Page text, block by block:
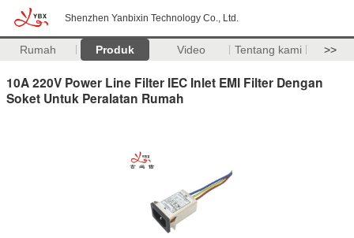
Shenzhen Yanbixin Technology Co., Ltd.
Rumah Produk Video Tentang kami >>
10A 220V Power Line Filter IEC Inlet EMI Filter Dengan
Soket Untuk Peralatan Rumah